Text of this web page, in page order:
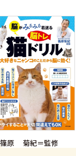
篠原 菊紀＝監修